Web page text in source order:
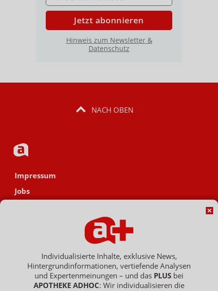
Jetzt abonnieren
Hinweis zum Newsletter &
Datenschutz
NACH OBEN
Impressum
Jobs
Hinweisgebersystem
Vertrag widerrufen
Individualisierte Inhalte, exklusive News,
Hintergrundinformationen, vertiefende Analysen
und Expertenmeinungen – und das PLUS bei
APOTHEKE ADHOC: Wir individualisieren die